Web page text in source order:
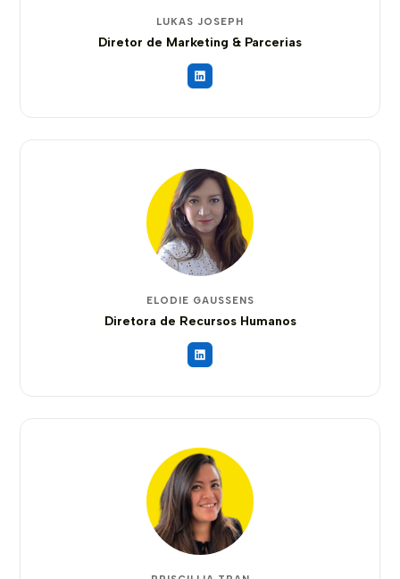
LUKAS JOSEPH
Diretor de Marketing & Parcerias
ELODIE GAUSSENS
Diretora de Recursos Humanos